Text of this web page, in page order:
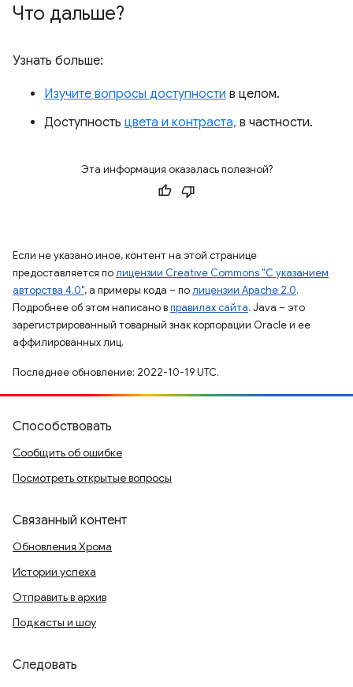
Что дальше?
Узнать больше:
Изучите вопросы доступности в целом.
Доступность цвета и контраста, в частности.
Эта информация оказалась полезной?
Если не указано иное, контент на этой странице
предоставляется полицензии Creative Commons "С указанием
авторства 4.0", а примеры кода – полицензии Apache 2.0.
Подробнее об этом написано вправилах сайта. Java – это
зарегистрированный товарный знак корпорации Oracle и ее
аффилированных лиц.
Последнее обновление: 2022-10-19 UTC.
Способствовать
Сообщить об ошибке
Посмотреть открытые вопросы
Связанный контент
Обновления Хрома
Истории успеха
Отправить в архив
Подкасты и шоу
Следовать